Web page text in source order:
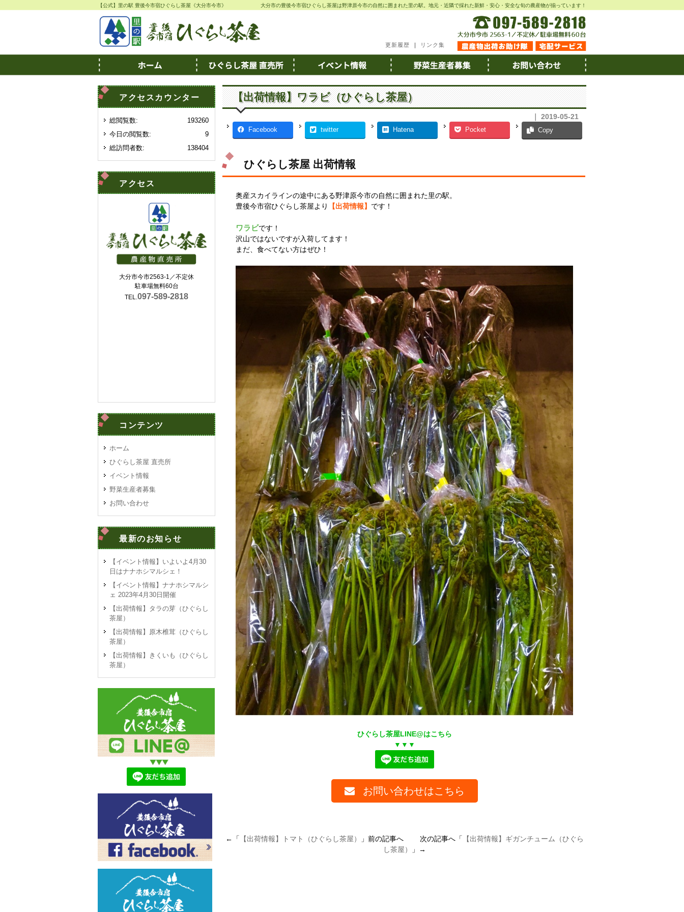
【公式】里の駅 豊後今市宿ひぐらし茶屋《大分市今市》 大分市の豊後今市宿ひぐらし茶屋は野津原今市の自然に囲まれた里の駅。地元・近隣で採れた新鮮・安心・安全な旬の農産物が揃っています！
更新履歴 ｜ リンク集
【出荷情報】ワラビ（ひぐらし茶屋）
｜ 2019-05-21
Facebook twitter Hatena Pocket Copy
ひぐらし茶屋 出荷情報
奥産スカイラインの途中にある野津原今市の自然に囲まれた里の駅。
豊後今市宿ひぐらし茶屋より
【出荷情報】 です！
ワラビです！
沢山ではないですが入荷してます！
まだ、食べてない方はぜひ！
ひぐらし茶屋LINE@はこちら
▼▼▼
お問い合わせはこちら
←「 【出荷情報】トマト（ひぐらし茶屋） 」前の記事へ 次の記事へ「 【出荷情報】ギガンチューム（ひぐら
し茶屋）
」→
アクセスカウンター
193260
総閲覧数:
9
今日の閲覧数:
138404
総訪問者数:
アクセス
大分市今市2563-1／不定休
駐車場無料60台
TEL.097-589-2818
コンテンツ
ホーム
ひぐらし茶屋 直売所
イベント情報
野菜生産者募集
お問い合わせ
最新のお知らせ
【イベント情報】いよいよ4月30
日はナナホシマルシェ！
【イベント情報】ナナホシマルシ
ェ 2023年4月30日開催
【出荷情報】タラの芽（ひぐらし
茶屋）
【出荷情報】原木椎茸（ひぐらし
茶屋）
【出荷情報】きくいも（ひぐらし
茶屋）